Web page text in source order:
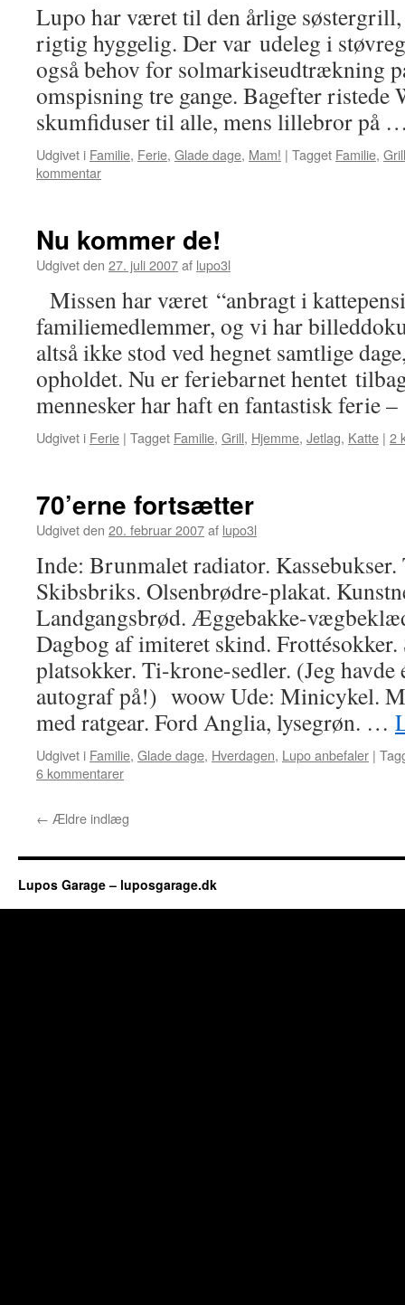
Lupo har været til den årlige
rigtig hyggelig. Der var udeleg i
også behov for solmarkiseudtrækning
omspisning tre gange. Bagefter
skumfiduser til alle, mens lillebror på
Udgivet i Familie, Ferie, Glade dage, Mam! | Tagget Familie, Grill
kommentar
Nu kommer de!
Udgivet den 27. juli 2007af lupo3l
Missen har været “anbragt i
familiemedlemmer, og vi har
altså ikke stod ved hegnet samtlige
opholdet. Nu er feriebarnet hentet
mennesker har haft en fantastisk ferie
Udgivet i Ferie | Tagget Familie, Grill, Hjemme, Jetlag, Katte | 2
70’erne fortsætter
Udgivet den 20. februar 2007af lupo3l
Inde: Brunmalet radiator.
Skibsbriks. Olsenbrødre-plakat.
Landgangsbrød. Æggebakke-
Dagbog af imiteret skind. Frottésokker.
platsokker. Ti-krone-sedler. (Jeg
autograf på!) woow Ude: Minicykel.
med ratgear. Ford Anglia, lysegrøn. …
Udgivet i Familie, Glade dage, Hverdagen, Lupo anbefaler |
6 kommentarer
← Ældre indlæg
Lupos Garage – luposgarage.dk